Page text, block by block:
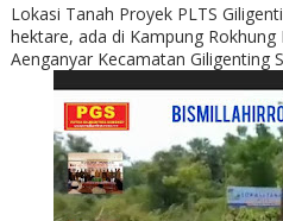
Lokasi Tanah Proyek PLTS
hektare, ada di Kampung
Aenganyar Kecamatan Giligenting